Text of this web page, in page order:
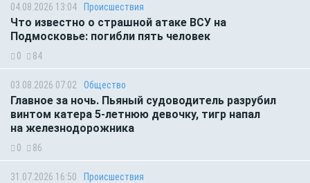
04.08.2026 13:04 Происшествия
Что известно о страшной атаке ВСУ на
Подмосковье: погибли пять человек
0 84
03.08.2026 07:02 Общество
Главное за ночь. Пьяный судоводитель разрубил
винтом катера 5-летнюю девочку, тигр напал
на железнодорожника
0 86
31.07.2026 16:50 Происшествия